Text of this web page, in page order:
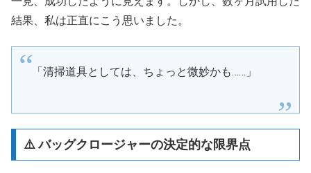
結果、私は正直にこう思いました。
「清掃道具としては、ちょっと微妙かも……」
⚠️ バッグクロージャーの決定的な限界点